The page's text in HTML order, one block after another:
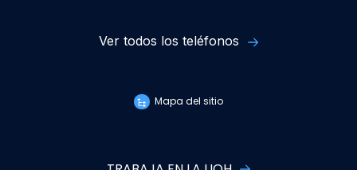
Ver todos los teléfonos
Mapa del sitio